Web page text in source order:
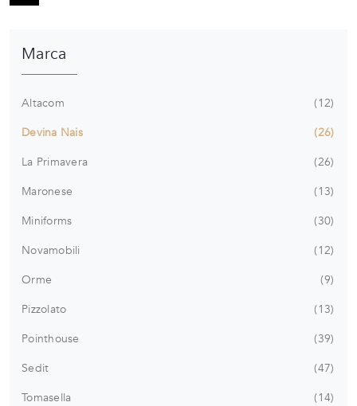
Marca
Altacom
12
Devina Nais
26
La Primavera
26
Maronese
13
Miniforms
30
Novamobili
12
Orme
9
Pizzolato
13
Pointhouse
39
Sedit
47
Tomasella
14